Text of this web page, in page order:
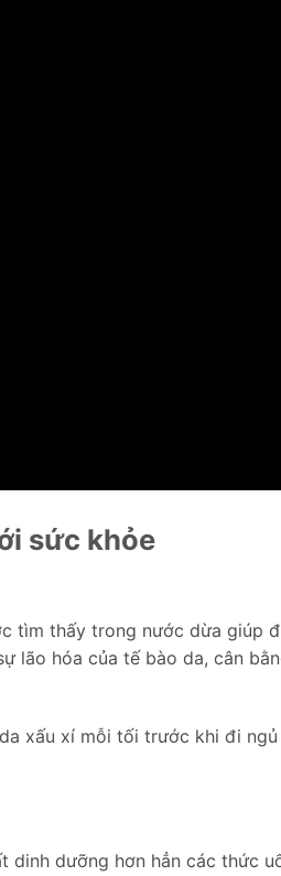
sức khỏe
tìm thấy trong nước dừa giúp
lão hóa của tế bào da, cân
xấu xí mỗi tối trước khi đi
dinh dưỡng hơn hẳn các thức